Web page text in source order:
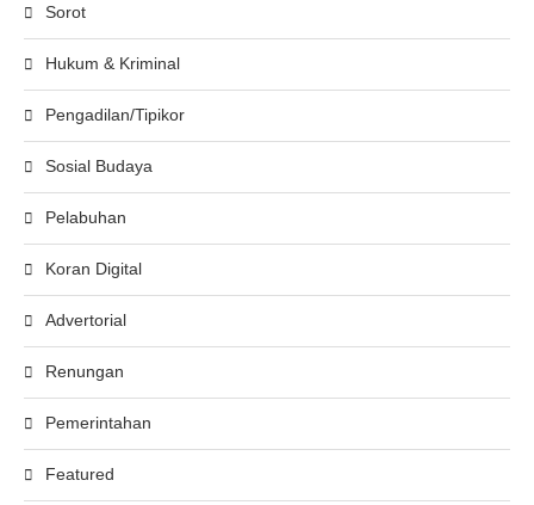
Sorot
Hukum & Kriminal
Pengadilan/Tipikor
Sosial Budaya
Pelabuhan
Koran Digital
Advertorial
Renungan
Pemerintahan
Featured